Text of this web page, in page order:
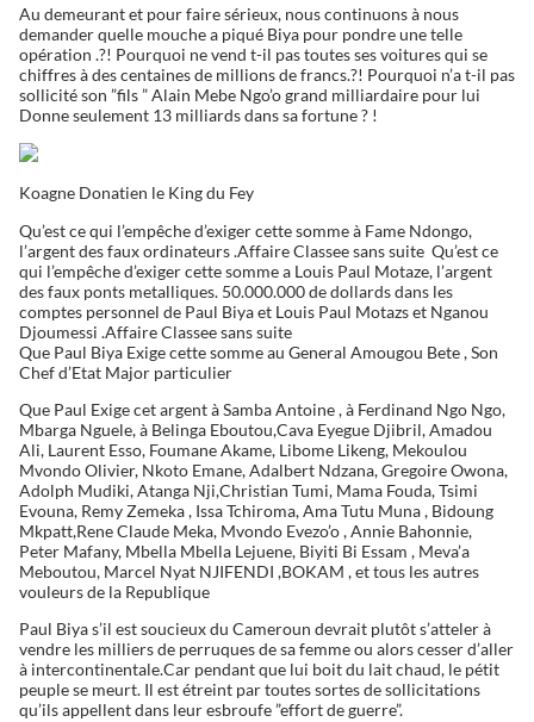
Au demeurant et pour faire sérieux, nous continuons à nous
demander quelle mouche a piqué Biya pour pondre une telle
opération .?! Pourquoi ne vend t-il pas toutes ses voitures qui se
chiffres à des centaines de millions de francs.?! Pourquoi n’a t-il pas
sollicité son ”fils ” Alain Mebe Ngo’o grand milliardaire pour lui
Donne seulement 13 milliards dans sa fortune ? !
Koagne Donatien le King du Fey
Qu’est ce qui l’empêche d’exiger cette somme à Fame Ndongo,
l’argent des faux ordinateurs .Affaire Classee sans suite Qu’est ce
qui l’empêche d’exiger cette somme a Louis Paul Motaze, l’argent
des faux ponts metalliques. 50.000.000 de dollards dans les
comptes personnel de Paul Biya et Louis Paul Motazs et Nganou
Djoumessi .Affaire Classee sans suite
Que Paul Biya Exige cette somme au General Amougou Bete , Son
Chef d’Etat Major particulier
Que Paul Exige cet argent à Samba Antoine , à Ferdinand Ngo Ngo,
Mbarga Nguele, à Belinga Eboutou,Cava Eyegue Djibril, Amadou
Ali, Laurent Esso, Foumane Akame, Libome Likeng, Mekoulou
Mvondo Olivier, Nkoto Emane, Adalbert Ndzana, Gregoire Owona,
Adolph Mudiki, Atanga Nji,Christian Tumi, Mama Fouda, Tsimi
Evouna, Remy Zemeka , Issa Tchiroma, Ama Tutu Muna , Bidoung
Mkpatt,Rene Claude Meka, Mvondo Evezo’o , Annie Bahonnie,
Peter Mafany, Mbella Mbella Lejuene, Biyiti Bi Essam , Meva’a
Meboutou, Marcel Nyat NJIFENDI ,BOKAM , et tous les autres
vouleurs de la Republique
Paul Biya s’il est soucieux du Cameroun devrait plutôt s’atteler à
vendre les milliers de perruques de sa femme ou alors cesser d’aller
à intercontinentale.Car pendant que lui boit du lait chaud, le pétit
peuple se meurt. Il est étreint par toutes sortes de sollicitations
qu’ils appellent dans leur esbroufe ”effort de guerre”.